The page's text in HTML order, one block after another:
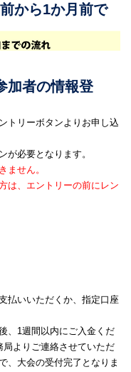
から1か月前で
加者の情報登
トリーボタンよりお申し込
が必要となります。
ません。
は、エントリーの前にレン
払いいただくか、指定口座
、1週間以内にご入金くだ
よりご連絡させていただ
、大会の受付完了となりま